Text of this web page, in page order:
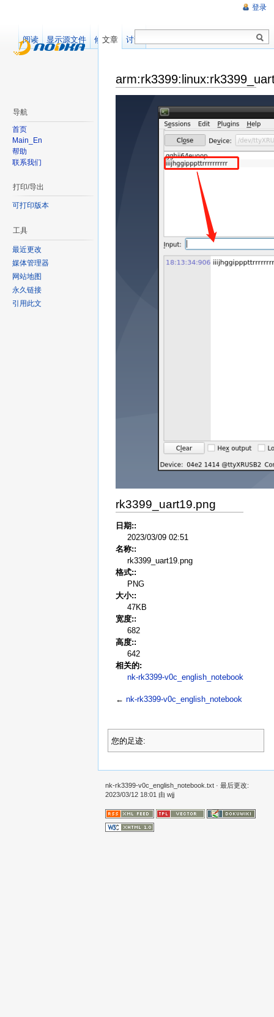
rk3399_uart19.png
日期::
2023/03/09 02:51
名称::
rk3399_uart19.png
格式::
PNG
大小::
47KB
宽度::
682
高度::
642
相关的:
nk-rk3399-v0c_english_notebook
← nk-rk3399-v0c_english_notebook
您的足迹:
登录
文章 讨论
阅读 显示源文件 修订记录
导航
首页
Main_En
帮助
联系我们
打印/导出
可打印版本
工具
最近更改
媒体管理器
网站地图
永久链接
引用此文
nk-rk3399-v0c_english_notebook.txt · 最后更改:
2023/03/12 18:01 由 wjj